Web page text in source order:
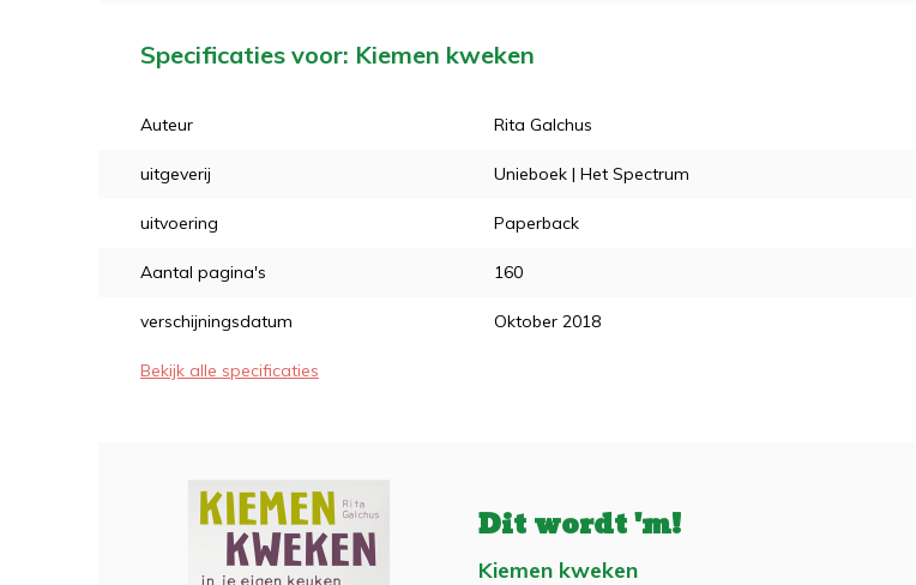
Specificaties voor: Kiemen kweken
Auteur Rita Galchus
uitgeverij Unieboek | Het Spectrum
uitvoering Paperback
Aantal pagina's 160
verschijningsdatum Oktober 2018
Bekijk alle specificaties
Dit wordt 'm!
Kiemen kweken